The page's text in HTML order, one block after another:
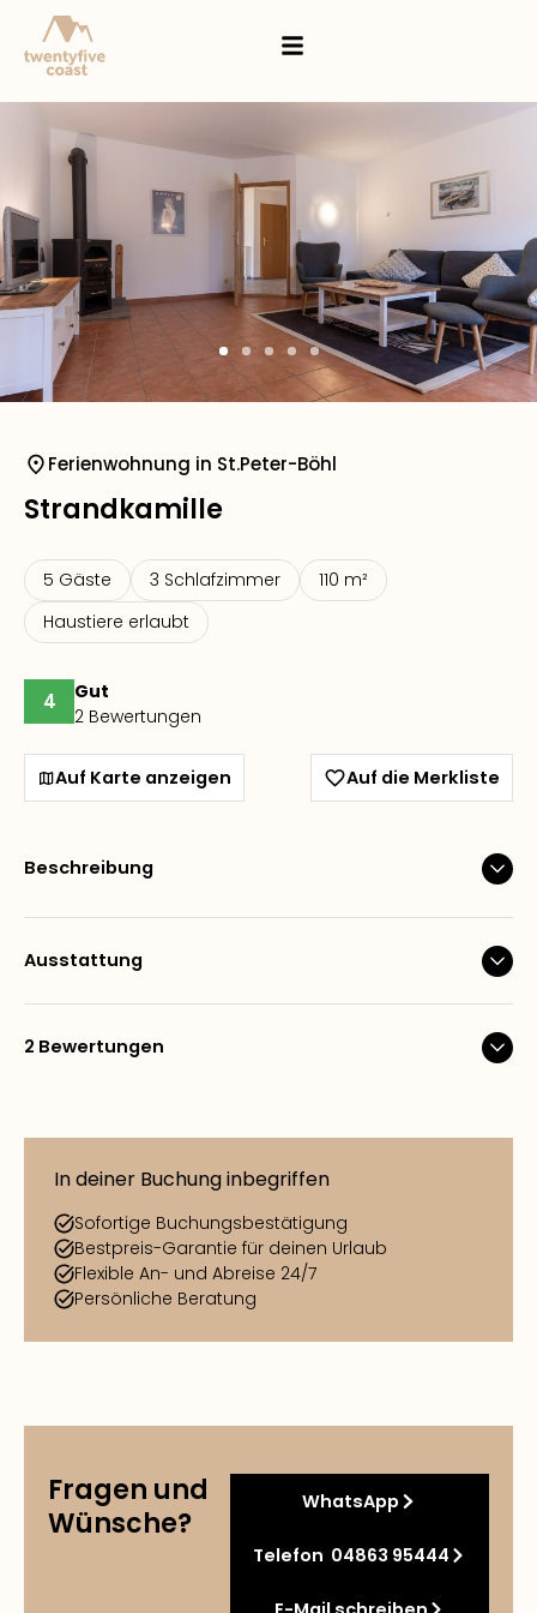
Ferienwohnung in St.Peter-Böhl
Strandkamille
5 Gäste 3 Schlafzimmer
110 m²
Haustiere erlaubt
4
Gut
2 Bewertungen
Auf Karte anzeigen Auf die Merkliste
Beschreibung
Ausstattung
2 Bewertungen
In deiner Buchung inbegriffen
Sofortige Buchungsbestätigung
Bestpreis-Garantie für deinen Urlaub
Flexible An- und Abreise 24/7
Persönliche Beratung
Fragen und
Wünsche?
WhatsApp
Telefon 04863 95444